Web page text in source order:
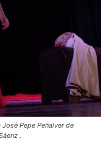
Pepe Peñalver de
.